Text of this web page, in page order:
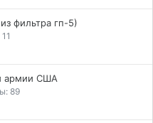
фильтра гп-5)
армии США
89